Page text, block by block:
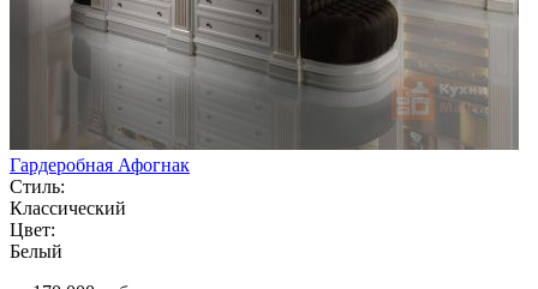
Гардеробная Афогнак
Стиль:
Классический
Цвет:
Белый